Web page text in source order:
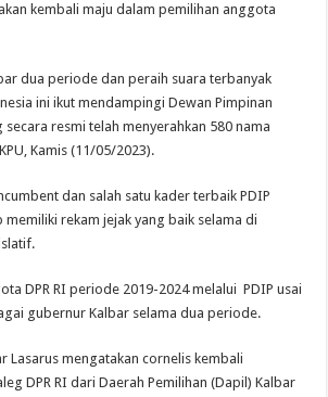
kembali maju dalam pemilihan anggota
dua periode dan peraih suara terbanyak
ini ikut mendampingi Dewan Pimpinan
secara resmi telah menyerahkan 580 nama
Kamis (11/05/2023).
dan salah satu kader terbaik PDIP
rekam jejak yang baik selama di
DPR RI periode 2019-2024 melalui PDIP usai
gubernur Kalbar selama dua periode.
Lasarus mengatakan cornelis kembali
DPR RI dari Daerah Pemilihan (Dapil) Kalbar